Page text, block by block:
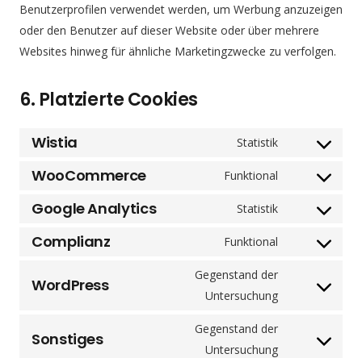
Benutzerprofilen verwendet werden, um Werbung anzuzeigen
oder den Benutzer auf dieser Website oder über mehrere
Websites hinweg für ähnliche Marketingzwecke zu verfolgen.
6. Platzierte Cookies
Wistia Statistik
Consent
wistia
WooCommerce Funktional
Consent
Google Analytics Statistik
Consent
google-
Complianz Funktional
Consent
service
WordPress
Gegenstand der
Untersuchung
Consent
service
Sonstiges
Gegenstand der
Untersuchung
Consent